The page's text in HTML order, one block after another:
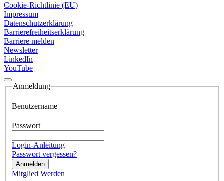
Cookie-Richtlinie (EU)
Impressum
Datenschutzerklärung
Barrierefreiheitserklärung
Barriere melden
Newsletter
LinkedIn
YouTube
Anmeldung
Benutzername
Passwort
Login-Anleitung
Passwort vergessen?
Anmelden
Mitglied Werden